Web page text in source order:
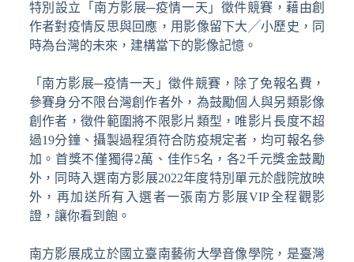
特別設立「南方影展─疫情一天」徵件競賽，藉由創
作者對疫情反思與回應，用影像留下大╱小歷史，同
時為台灣的未來，建構當下的影像記憶。
「南方影展─疫情一天」徵件競賽，除了免報名費，
參賽身分不限台灣創作者外，為鼓勵個人與另類影像
創作者，徵件範圍將不限影片類型，唯影片長度不超
過19分鐘、攝製過程須符合防疫規定者，均可報名參
加。首獎不僅獨得2萬、佳作5名，各2千元獎金鼓勵
外，同時入選南方影展2022年度特別單元於戲院放映
外，再加送所有入選者一張南方影展VIP全程觀影
證，讓你看到飽。
南方影展成立於國立臺南藝術大學音像學院，是臺灣